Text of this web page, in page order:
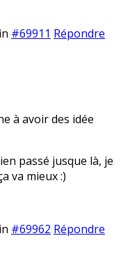
#69911 Répondre
à avoir des idée
passé jusque là, je
va mieux :)
#69962 Répondre